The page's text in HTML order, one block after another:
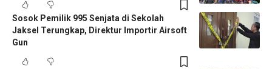
Sosok Pemilik 995 Senjata di Sekolah
Jaksel Terungkap, Direktur Importir Airsoft
Gun